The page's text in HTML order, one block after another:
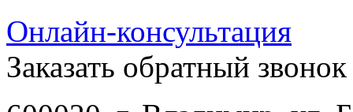
Онлайн-консультация
Заказать обратный звонок